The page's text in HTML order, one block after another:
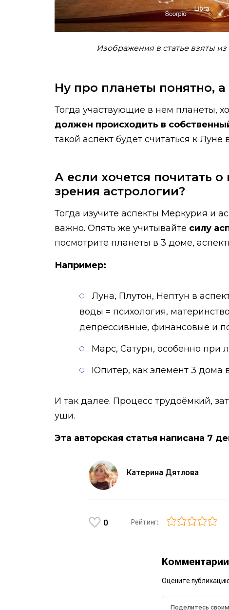
Изображения в статье взяты
Ну про планеты понятно, а
Тогда участвующие в нем планеты,
должен происходить в
такой аспект будет считаться к
А если хочется почитать
зрения астрологии?
Тогда изучите аспекты Меркурия и
важно. Опять же учитывайте силу
посмотрите планеты в 3 доме,
Например:
Луна, Плутон, Нептун в
воды = психология,
депрессивные, финансовые и
Марс, Сатурн, особенно при
Юпитер, как элемент 3 дома
И так далее. Процесс трудоёмкий,
уши.
Эта авторская статья написана 7
Катерина Дятлова
0 Рейтинг:
Комментарии
Оцените